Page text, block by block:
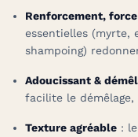
Renforcement,
essentielles (myrte,
shampoing)
Adoucissant &
facilite le
Texture agréable :